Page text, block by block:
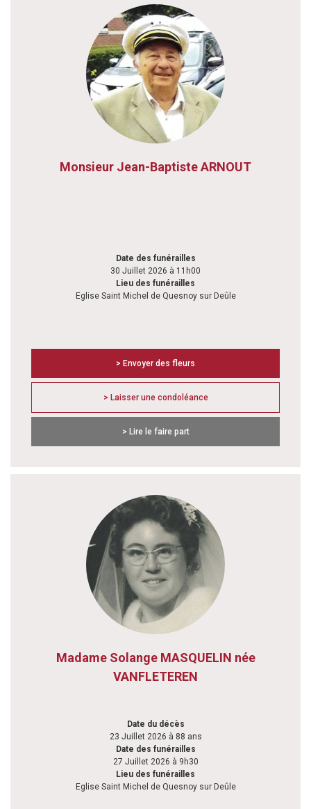
Monsieur Jean-Baptiste ARNOUT
Date des funérailles
30 Juillet 2026 à 11h00
Lieu des funérailles
Eglise Saint Michel de Quesnoy sur Deûle
> Envoyer des fleurs
> Laisser une condoléance
> Lire le faire part
Madame Solange MASQUELIN née
VANFLETEREN
Date du décès
23 Juillet 2026 à 88 ans
Date des funérailles
27 Juillet 2026 à 9h30
Lieu des funérailles
Eglise Saint Michel de Quesnoy sur Deûle